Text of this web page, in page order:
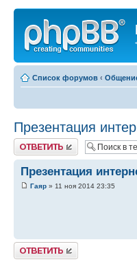
Список форумов ‹
Презентация
Ответить
Презентация
Гаяр » 11 ноя 2014 23:35
Ответить